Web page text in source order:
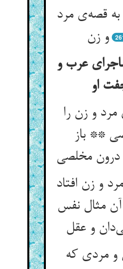
قصه‌‌ی مرد
و زن‌‌
عرب و
او
مرد و زن را
** باز
و زن افتاد
مثال نفس
و مردی که